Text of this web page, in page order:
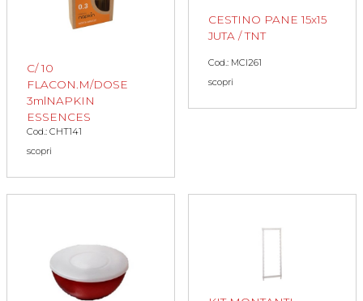
C/ 10
FLACON.M/DOSE
3mlNAPKIN
ESSENCES
Cod.: CHT141
scopri
CESTINO PANE 15x15
JUTA / TNT
Cod.: MCI261
scopri